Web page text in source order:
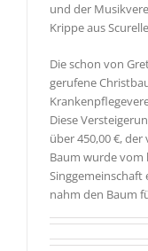
und der
Krippe aus
Die schon von
gerufene
Diese
über 450,00 €,
Baum wurde vom
Singgemeinschaft
nahm den Baum